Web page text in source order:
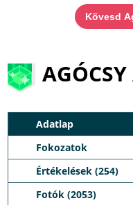
Kövesd
Adatlap
Fokozatok
Értékelések (254)
Fotók (2053)